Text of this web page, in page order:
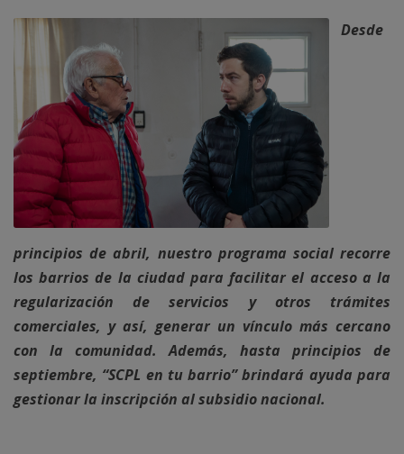
Desde
principios de abril, nuestro programa social recorre
los barrios de la ciudad para facilitar el acceso a la
regularización de servicios y otros trámites
comerciales, y así, generar un vínculo más cercano
con la comunidad. Además, hasta principios de
septiembre, “SCPL en tu barrio” brindará ayuda para
gestionar la inscripción al subsidio nacional.